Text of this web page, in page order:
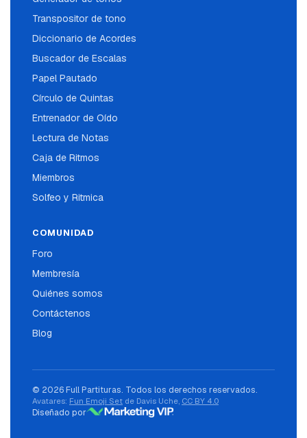
Transpositor de tono
Diccionario de Acordes
Buscador de Escalas
Papel Pautado
Círculo de Quintas
Entrenador de Oído
Lectura de Notas
Caja de Ritmos
Miembros
Solfeo y Ritmica
COMUNIDAD
Foro
Membresía
Quiénes somos
Contáctenos
Blog
© 2026 Full Partituras. Todos los derechos reservados.
Avatares: Fun Emoji Set de Davis Uche, CC BY 4.0
Diseñado por